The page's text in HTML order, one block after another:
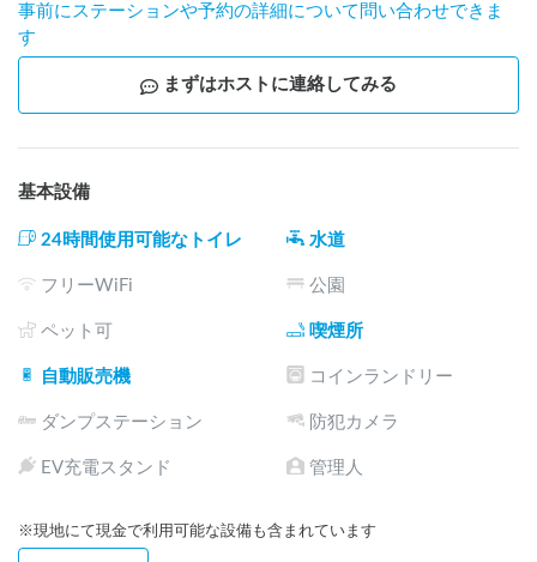
事前にステーションや予約の詳細について問い合わせできま
す
まずはホストに連絡してみる
基本設備
24時間使用可能なトイレ 水道
フリーWiFi 公園
ペット可 喫煙所
自動販売機 コインランドリー
ダンプステーション 防犯カメラ
EV充電スタンド 管理人
※現地にて現金で利用可能な設備も含まれています